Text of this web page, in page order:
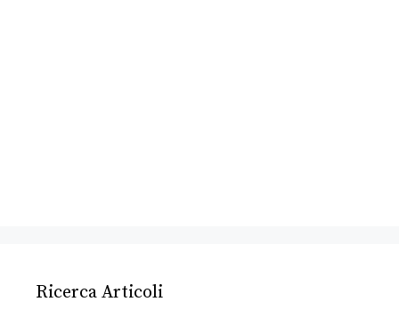
Ricerca Articoli